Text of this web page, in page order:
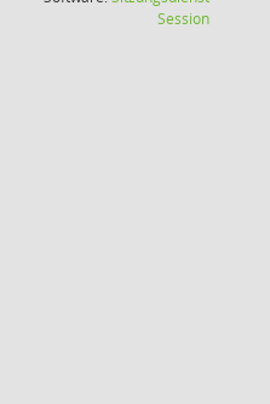
Session(Wird in